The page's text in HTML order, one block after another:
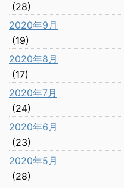
(28)
2020年9月
(19)
2020年8月
(17)
2020年7月
(24)
2020年6月
(23)
2020年5月
(28)